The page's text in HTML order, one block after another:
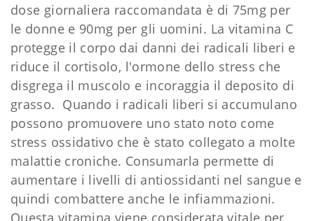
dose giornaliera raccomandata è di 75mg per
le donne e 90mg per gli uomini. La vitamina C
protegge il corpo dai danni dei radicali liberi e
riduce il cortisolo, l'ormone dello stress che
disgrega il muscolo e incoraggia il deposito di
grasso. Quando i radicali liberi si accumulano
possono promuovere uno stato noto come
stress ossidativo che è stato collegato a molte
malattie croniche. Consumarla permette di
aumentare i livelli di antiossidanti nel sangue e
quindi combattere anche le infiammazioni.
Questa vitamina viene considerata vitale per